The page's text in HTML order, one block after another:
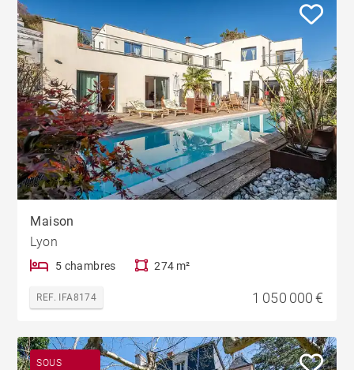
Maison
Lyon
5 chambres 274 m²
REF. IFA8174 1 050 000 €
SOUS